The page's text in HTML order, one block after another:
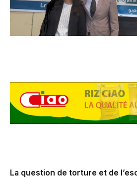
La question de torture et de